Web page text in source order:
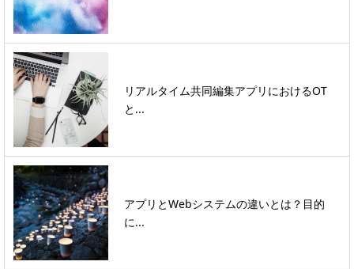
リアルタイム共同編集アプリにおけるOT
と...
アプリとWebシステムの違いとは？目的
に...